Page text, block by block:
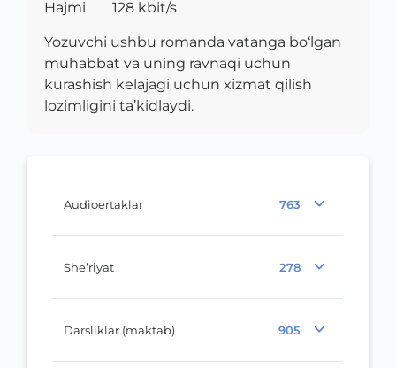
Audioertaklar 763
She’riyat 278
Darsliklar (maktab) 905
Hajmi
128kbit/s
Yozuvchi ushbu romanda vatanga bo‘lgan
muhabbat va uning ravnaqi uchun
kurashish kelajagi uchun xizmat qilish
lozimligini ta’kidlaydi.